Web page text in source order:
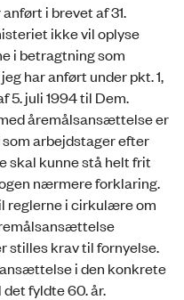
i brevet af 31.
ikke vil oplyse
i betragtning som
har anført under pkt. 1,
5. juli 1994 til Dem.
åremålsansættelse er
arbejdstager efter
skal kunne stå helt frit
nærmere forklaring.
reglerne i cirkulære om
stilles krav til fornyelse.
i den konkrete
fyldte 60. år.